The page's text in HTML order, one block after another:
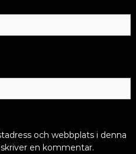
och webbplats i denna
en kommentar.